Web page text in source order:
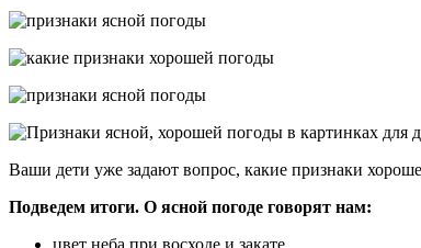
Ваши дети уже задают вопрос, какие признаки
Подведем итоги. О ясной погоде говорят нам:
цвет неба при восходе и закате